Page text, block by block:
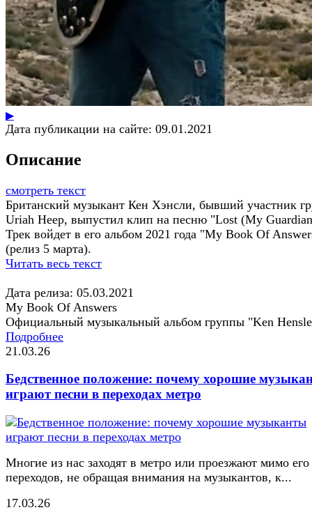
▶
Дата публикации на сайте: 09.01.2021
Описание
смотреть текст
Британский музыкант Кен Хэнсли, бывший участник
Uriah Heep, выпустил клип на песню "Lost (My
Трек войдет в его альбом 2021 года "My Book Of
(релиз 5 марта).
Читать весь текст
Дата релиза: 05.03.2021
My Book Of Answers
Официальный музыкальный альбом группы "Ken
Подробнее
21.03.26
Бедственное положение: почему хорошие
играют песни в переходах метро
Многие из нас заходят в метро или проезжают мимо его
переходов, не обращая внимания на музыкантов, к...
17.03.26